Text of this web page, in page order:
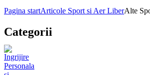
Pagina startArticole Sport si Aer LiberAlte
Categorii